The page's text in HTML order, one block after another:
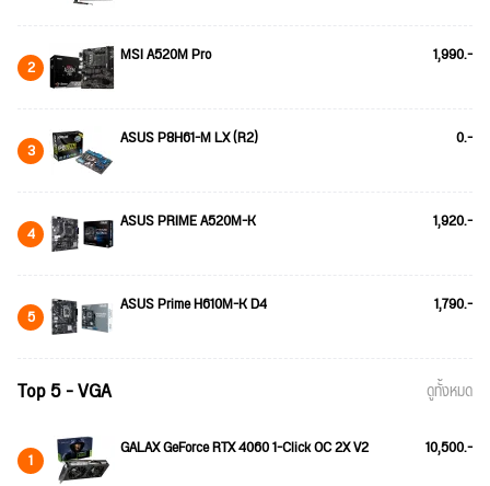
2 MSI A520M Pro 1,990.-
3 ASUS P8H61-M LX (R2) 0.-
4 ASUS PRIME A520M-K 1,920.-
5 ASUS Prime H610M-K D4 1,790.-
Top 5 - VGA ดูทั้งหมด
1 GALAX GeForce RTX 4060 1-Click OC 2X V2 10,500.-